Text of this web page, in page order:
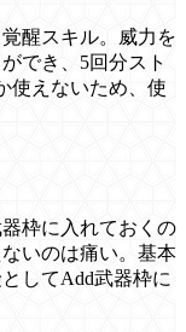
醒スキル。威力を
でき、5回分スト
使えないため、使
枠に入れておくの
いのは痛い。基本
してAdd武器枠に